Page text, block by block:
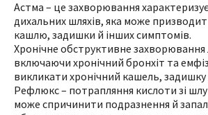
Астма – це захворювання
дихальних шляхів, яка може
кашлю, задишки й інших симптомів.
Хронічне обструктивне
включаючи хронічний бронхіт та
викликати хронічний кашель,
Рефлюкс – потрапляння кислоти зі
може спричинити подразнення й